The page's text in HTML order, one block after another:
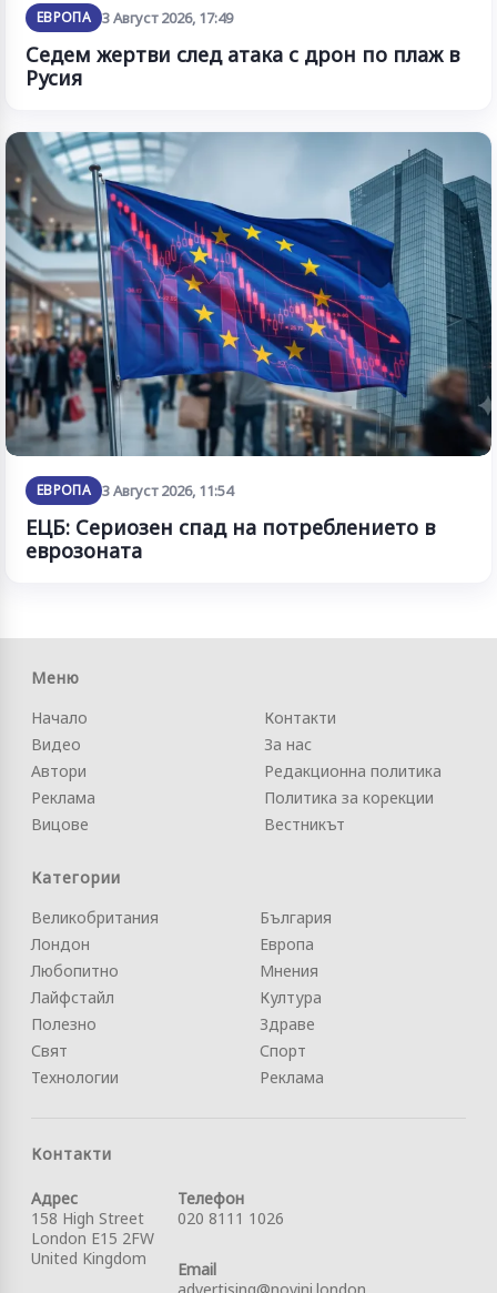
ЕВРОПА 3 Август 2026, 17:49
Седем жертви след атака с дрон по плаж в
Русия
ЕВРОПА 3 Август 2026, 11:54
ЕЦБ: Сериозен спад на потреблението в
еврозоната
Меню
Начало
Видео
Автори
Реклама
Вицове
Контакти
За нас
Редакционна политика
Политика за корекции
Вестникът
Категории
Великобритания
Лондон
Любопитно
Лайфстайл
Полезно
Свят
Технологии
България
Европа
Мнения
Култура
Здраве
Спорт
Реклама
Контакти
Адрес
158 High Street
London E15 2FW
United Kingdom
Телефон
020 8111 1026
Email